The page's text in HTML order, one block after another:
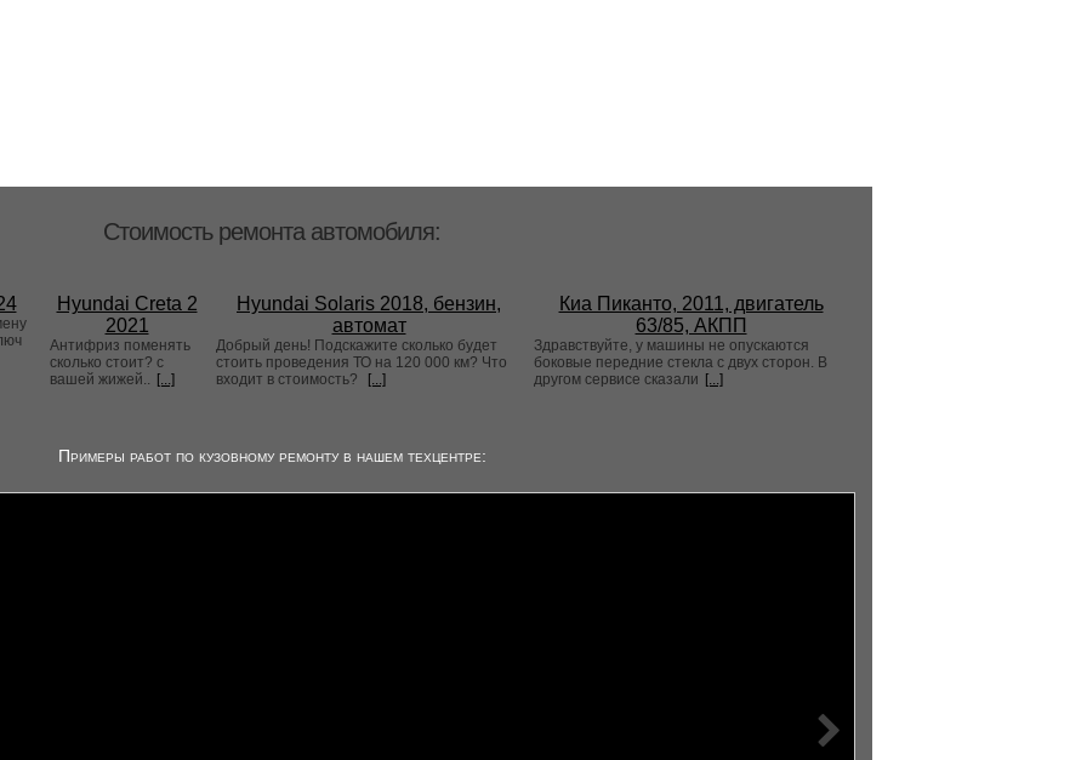
Стоимость ремонта автомобиля:
Hyundai Creta 2
2021
Антифриз поменять
сколько стоит? с
вашей жижей.. [...]
Hyundai Solaris 2018, бензин,
автомат
Добрый день! Подскажите сколько будет
стоить проведения ТО на 120 000 км? Что
входит в стоимость?
[...]
Киа Пиканто, 2011, двигатель
63/85, АКПП
Здравствуйте, у машины не опускаются
боковые передние стекла с двух сторон. В
другом сервисе сказали [...]
Примеры работ по кузовному ремонту в нашем техцентре: